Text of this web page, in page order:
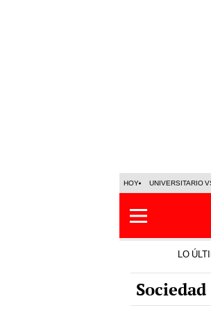
HOY UNIVERSITARIO
LO
Sociedad